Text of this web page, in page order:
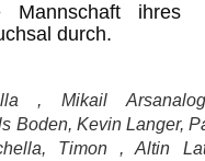
Mannschaft ihres
durch.
, Mikail
Boden, Kevin Langer,
Timon , Altin